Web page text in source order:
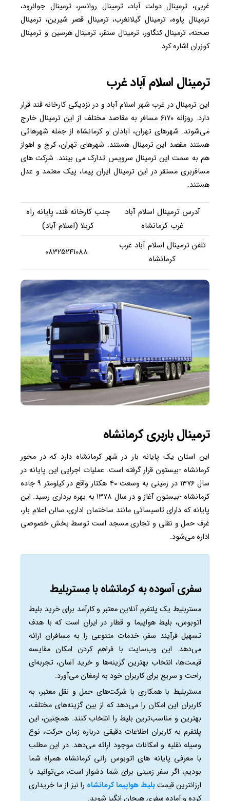
غربی، ترمینال دولت آباد، ترمینال روانسر، ترمینال جوانرود،
ترمینال پاوه، ترمینال گیلانغرب، ترمینال قصر شیرین، ترمینال
صحنه، ترمینال کنگاور، ترمینال سنقر، ترمینال هرسین و ترمینال
کوزران اشاره کرد.
ترمینال اسلام آباد غرب
این ترمینال در غرب شهر اسلام آباد و در نزدیکی کارخانه قند قرار
دارد. روزانه ۶۱۷۰ مسافر به مقاصد مختلف از این ترمینال خارج
می‌شوند. شهرهای تهران، آبادان و کرمانشاه از جمله شهرهائی
هستند مقصد این ترمینال هستند. شهرهای تهران، کرج و اهواز
هم به سمت این ترمینال سرویس تدارک می بینند. شرکت های
مسافربری مستقر در این ترمینال ایران پیما، پیک معتمد و عدل
هستند.
آدرس ترمینال اسلام آباد
غرب کرمانشاه
جنب کارخانه قند، پایانه راه
کربلا (اسلام آباد)
تلفن ترمینال اسلام آباد غرب
کرمانشاه
ترمینال باربری کرمانشاه
این استان یک پایانه بار در شهر کرمانشاه دارد که در محور
کرمانشاه -بیستون قرار گرفته است. عملیات اجرایی این پایانه در
سال ۱۳۷۶ در زمینی به وسعت ۴۰ هکتار واقع در کیلومتر ۹ جاده
کرمانشاه -بیستون آغاز و در سال ۱۳۷۸ به بهره برداری رسید. این
پایانه که دارای تاسیساتی مانند ساختمان اداری، سالن اعلام بار،
غرف حمل و نقلی و تجاری مسجد است توسط بخش خصوصی
اداره می‌شود.
سفری آسوده به کرمانشاه با مِستربلیط
مستربلیط یک پلتفرم آنلاین معتبر و کارآمد برای خرید بلیط
اتوبوس، بلیط هواپیما و قطار در ایران است که با هدف
تسهیل فرآیند سفر، خدمات متنوعی را به مسافران ارائه
می‌دهد. این وب‌سایت با فراهم کردن امکان مقایسه
قیمت‌ها، انتخاب بهترین گزینه‌ها و خرید آسان، تجربه‌ای
راحت و سریع برای کاربران خود به ارمغان می‌آورد.
مستربلیط با همکاری با شرکت‌های حمل و نقل معتبر، به
کاربران این امکان را می‌دهد که از بین گزینه‌های مختلف،
بهترین و مناسب‌ترین بلیط را انتخاب کنند. همچنین، این
پلتفرم به کاربران اطلاعات دقیقی درباره زمان حرکت، نوع
وسیله نقلیه و امکانات موجود ارائه می‌دهد. در این مطلب
با معرفی پایانه های اتوبوس رانی کرمانشاه همراه شما
بودیم، اگر سفر زمینی برای شما دشوار است، می‌توانید با
ارزانترین قیمتبلیط هواپیما کرمانشاه را نیز از ما خریداری